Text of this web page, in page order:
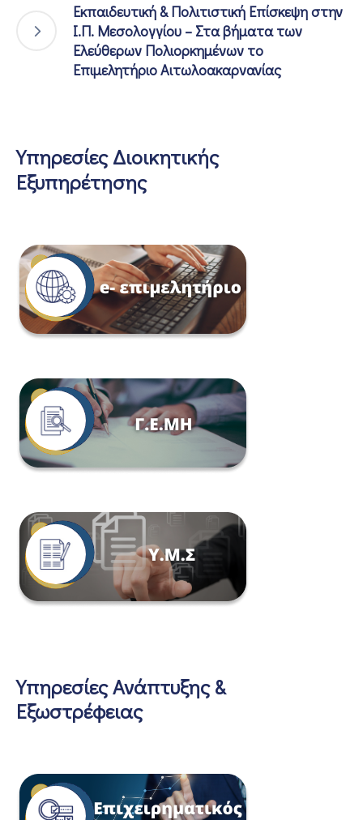
Εκπαιδευτική & Πολιτιστική Επίσκεψη στην
Ι.Π. Μεσολογγίου – Στα βήματα των
Ελεύθερων Πολιορκημένων το
Επιμελητήριο Αιτωλοακαρνανίας
Υπηρεσίες Διοικητικής
Εξυπηρέτησης
Υπηρεσίες Ανάπτυξης &
Εξωστρέφειας